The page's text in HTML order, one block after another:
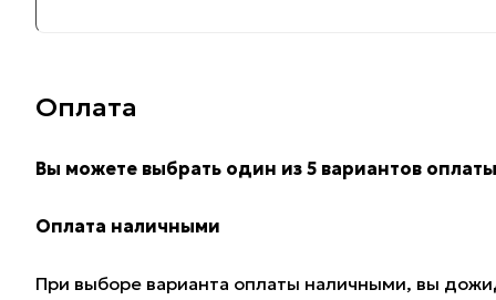
Оплата
Вы можете выбрать один из 5 вариантов
Оплата наличными
При выборе варианта оплаты наличными, вы